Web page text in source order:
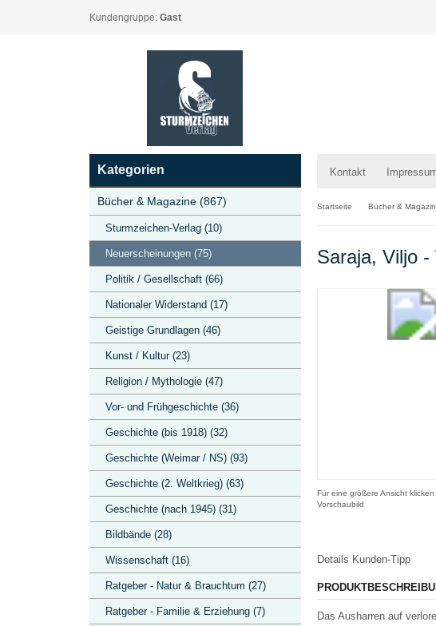
Kundengruppe: Gast
Kontakt
Startseite Bücher &
Saraja, Viljo
Für eine größere Ansicht
Vorschaubild
Details Kunden-Tipp
Das Ausharren auf
Kategorien
Bücher & Magazine (867)
Sturmzeichen-Verlag (10)
Neuerscheinungen (75)
Politik / Gesellschaft (66)
Nationaler Widerstand (17)
Geistige Grundlagen (46)
Kunst / Kultur (23)
Religion / Mythologie (47)
Vor- und Frühgeschichte (36)
Geschichte (bis 1918) (32)
Geschichte (Weimar / NS) (93)
Geschichte (2. Weltkrieg) (63)
Geschichte (nach 1945) (31)
Bildbände (28)
Wissenschaft (16)
Ratgeber - Natur & Brauchtum (27)
Ratgeber - Familie & Erziehung (7)